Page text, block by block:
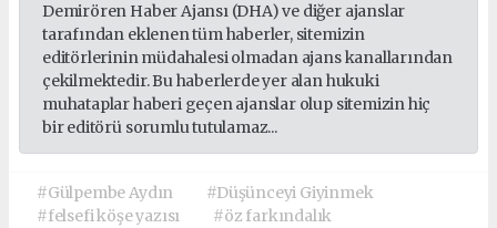
Demirören Haber Ajansı (DHA) ve diğer ajanslar
tarafından eklenen tüm haberler, sitemizin
editörlerinin müdahalesi olmadan ajans kanallarından
çekilmektedir. Bu haberlerde yer alan hukuki
muhataplar haberi geçen ajanslar olup sitemizin hiç
bir editörü sorumlu tutulamaz...
#Gülpembe Aydın
#Düşünceyi Giyinmek
#felsefi köşe yazısı
#öz farkındalık